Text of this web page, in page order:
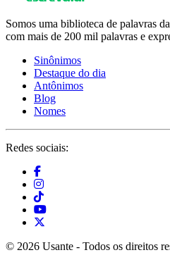
Somos uma biblioteca de palavras
com mais de 200 mil palavras e
Sinônimos
Destaque do dia
Antônimos
Blog
Nomes
Redes sociais:
© 2026 Usante - Todos os direitos